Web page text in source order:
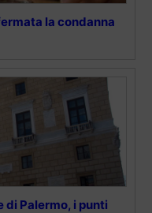
la condanna
di Palermo, i punti